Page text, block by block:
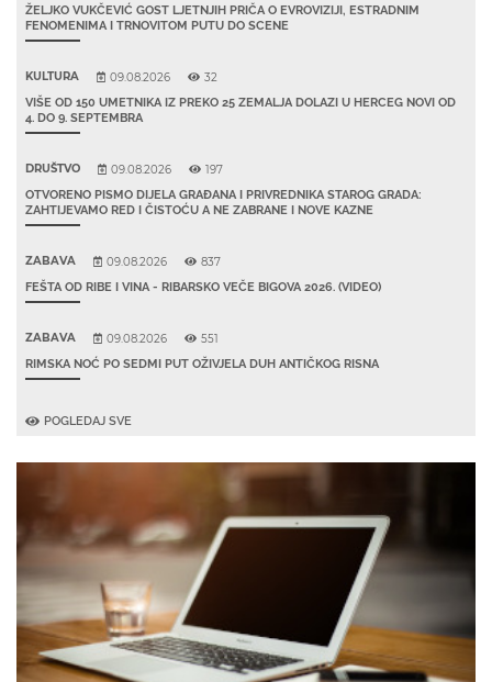
ŽELJKO VUKČEVIĆ GOST LJETNJIH PRIČA O EVROVIZIJI, ESTRADNIM
FENOMENIMA I TRNOVITOM PUTU DO SCENE
KULTURA 09.08.2026 32
VIŠE OD 150 UMETNIKA IZ PREKO 25 ZEMALJA DOLAZI U HERCEG NOVI OD
4. DO 9. SEPTEMBRA
DRUŠTVO 09.08.2026 197
OTVORENO PISMO DIJELA GRAĐANA I PRIVREDNIKA STAROG GRADA:
ZAHTIJEVAMO RED I ČISTOĆU A NE ZABRANE I NOVE KAZNE
ZABAVA 09.08.2026 837
FEŠTA OD RIBE I VINA - RIBARSKO VEČE BIGOVA 2026. (VIDEO)
ZABAVA 09.08.2026 551
RIMSKA NOĆ PO SEDMI PUT OŽIVJELA DUH ANTIČKOG RISNA
POGLEDAJ SVE